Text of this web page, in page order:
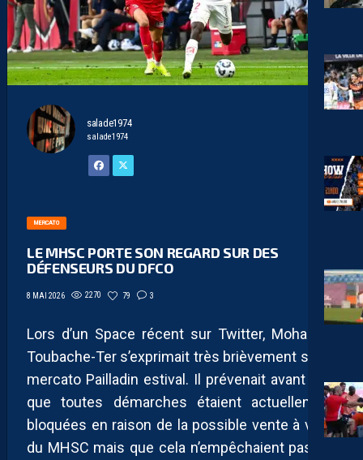
salade1974
salade1974
MERCATO
LE MHSC PORTE SON REGARD SUR DES
DÉFENSEURS DU DFCO
8 MAI 2026 2270 79 3
Lors d’un Space récent sur Twitter, Mohamed
Toubache-Ter s’exprimait très brièvement sur le
mercato Pailladin estival. Il prévenait avant tout
que toutes démarches étaient actuellement
bloquées en raison de la possible vente à venir
du MHSC mais que cela n’empêchaient pas les